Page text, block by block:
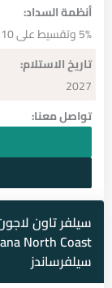
أنظمة السداد:
5% وتقسيط على 10 سنين
تاريخ الاستلام:
2027
تواصل معنا:
سيلفرساندز